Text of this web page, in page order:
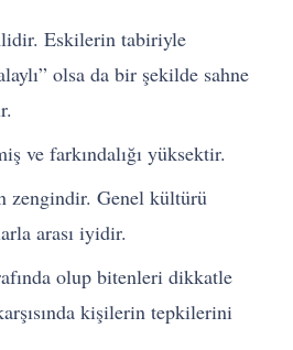
Eskilerin tabiriyle
olsa da bir şekilde sahne
ve farkındalığı yüksektir.
zengindir. Genel kültürü
arası iyidir.
olup bitenleri dikkatle
kişilerin tepkilerini